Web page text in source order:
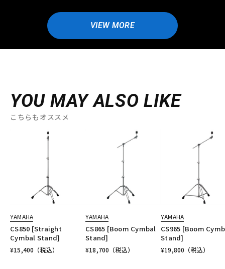
VIEW MORE
YOU MAY ALSO LIKE
こちらもオススメ
YAMAHA
CS850 [Straight
Cymbal Stand]
¥15,400 （税込）
YAMAHA
CS865 [Boom Cymbal
Stand]
¥18,700 （税込）
YAMAHA
CS965 [Boom
Stand]
¥19,800 （税込）